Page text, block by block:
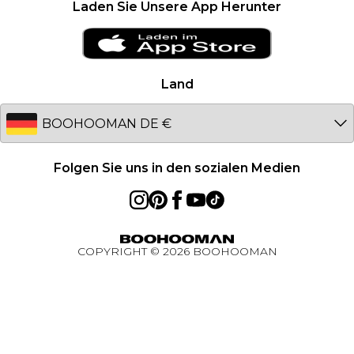
Datenschutzhinweis – Aktualisiert Januar 2026
Studentenrabatt - Unidays
Studentenrabatt - Student Beans
Student Discount
Essential worker rabatt
BOOHOOMAN App
Australia
EU
Land
Folgen Sie uns in den sozialen Medien
Laden Sie Unsere App Herunter
COPYRIGHT © 2026BOOHOOMAN